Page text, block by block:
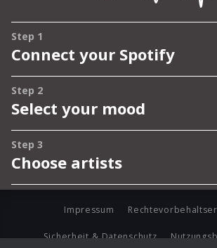
Impressum
Sicherheit & Datenschutz